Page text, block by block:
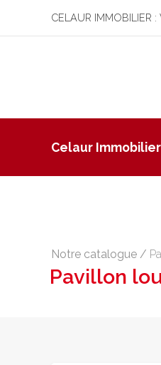
CELAUR IMMOBILIER
Celaur Immobilier
Notre catalogue /
Pavillon